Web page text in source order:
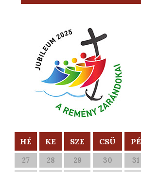
HÉ KE SZE CSÜ PÉ
27 28 29 30 31